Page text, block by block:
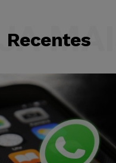
Recentes
MAIS